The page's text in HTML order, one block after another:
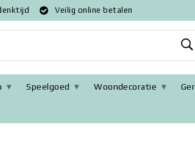
Veilig online betalen
Speelgoed Woondecoratie
/ Ronde Muurklok Retro / Wandklok